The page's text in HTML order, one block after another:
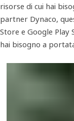
risorse di cui hai
partner Dynaco,
Store e Google
hai bisogno a